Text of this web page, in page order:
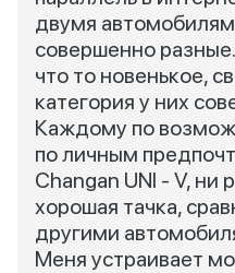
двумя
совершенно
что то новенькое,
категория у них
Каждому по
по личным
Changan UNI - V, ни
хорошая тачка,
другими
Меня устраивает